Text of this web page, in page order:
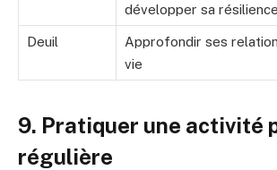
développer sa résilience
Deuil
Approfondir ses
vie
9. Pratiquer une activité
régulière